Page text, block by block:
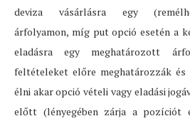
deviza vásárlásra egy
árfolyamon, míg put opció esetén a
eladásra egy meghatározott
feltételeket előre meghatározzák
élni akar opció vételi vagy eladási
előtt (lényegében zárja a